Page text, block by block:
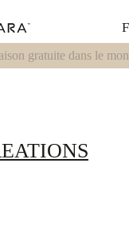
gratuite dans le